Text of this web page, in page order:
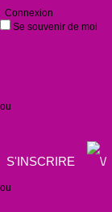
Connexion
Se souvenir de moi
ou
S'INSCRIRE
ou